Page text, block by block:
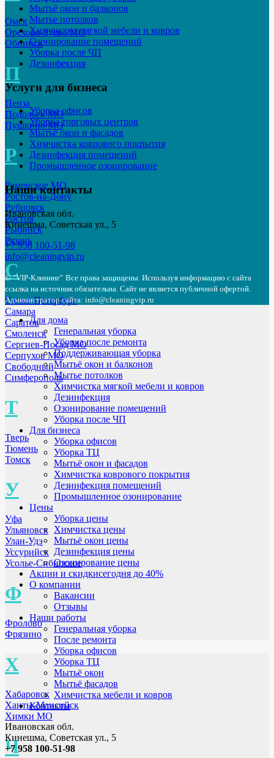
Омск
Орехово-Зуево МО
Обнинск
П
Пенза
Подольск МО
Пушкино МО
Р
Раменское МО
Ростов-на-Дону
Рубцовск
Ростов
Рыбинск
Рязань
С
Санкт-Петербург
Самара
Саратов
Смоленск
Сергиев-Посад МО
Серпухов МО
Свободный
Симферополь
Т
Тверь
Тюмень
Томск
У
Уфа
Ульяновск
Улан-Удэ
Уссурийск
Усолье-Сибирское
Ф
Фролово
Фрязино
Х
Хабаровск
Ханты-Мансийск
Химки МО
Ч
Мытьё окон и балконов
Мытье потолков
Химчистка мягкой мебели и ковров
Озонирование помещений
Уборка после ЧП
Дезинфекция
Услуги для бизнеса
Уборка офисов
Уборка торговых центров
Мытьё окон и фасадов
Химчистка коврового покрытия
Дезинфекция помещений
Промышленное озонирование
Наши контакты
Ивановская обл.
Кинешма, Советская ул., 5
+7 958 100-51-98
info@cleaningvip.ru
© "VIP-Клининг" Все права защищены. Используя информацию с сайта
ссылка на источник обязательна. Сайт не является публичной офертой.
Администратор сайта: info@cleaningvip.ru
Для дома
Генеральная уборка
Уборка после ремонта
Поддерживающая уборка
Мытьё окон и балконов
Мытье потолков
Химчистка мягкой мебели и ковров
Дезинфекция
Озонирование помещений
Уборка после ЧП
Для бизнеса
Уборка офисов
Уборка ТЦ
Мытьё окон и фасадов
Химчистка коврового покрытия
Дезинфекция помещений
Промышленное озонирование
Цены
Уборка цены
Химчистка цены
Мытьё окон цены
Дезинфекция цены
Озонирование цены
Акции и скидкисегодня до 40%
О компании
Вакансии
Отзывы
Наши работы
Генеральная уборка
После ремонта
Уборка офисов
Уборка ТЦ
Мытьё окон
Мытьё фасадов
Химчистка мебели и ковров
Контакты
Ивановская обл.
Кинешма, Советская ул., 5
+7 958 100-51-98